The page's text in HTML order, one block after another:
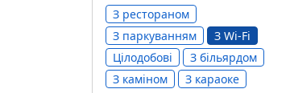
З рестораном
З паркуванням
З Wi-Fi
Цілодобові
З більярдом
З каміном
З караоке